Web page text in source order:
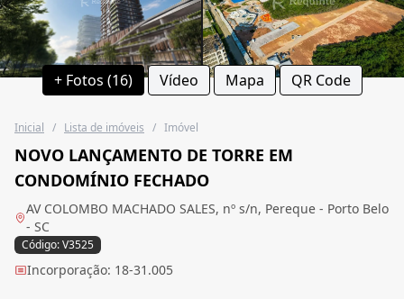
+ Fotos (16) Vídeo Mapa QR Code
Inicial / Lista de imóveis / Imóvel
NOVO LANÇAMENTO DE TORRE EM
CONDOMÍNIO FECHADO
AV COLOMBO MACHADO SALES, nº s/n, Pereque - Porto Belo
- SC
Código: V3525
Incorporação: 18-31.005